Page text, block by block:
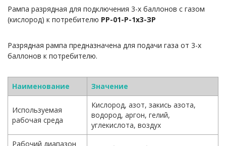
Рампа разрядная для подключения 3-х баллонов с газом
(кислород) к потребителю РР-01-Р-1х3-ЗР
Разрядная рампа предназначена для подачи газа от 3-х
баллонов к потребителю.
Наименование Значение
Используемая
рабочая среда
Кислород, азот, закись азота,
водород, аргон, гелий,
углекислота, воздух
Рабочий диапазон